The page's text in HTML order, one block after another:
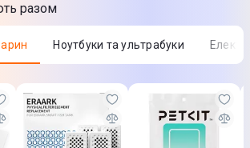
системи
разом
Ноутбуки та ультрабуки